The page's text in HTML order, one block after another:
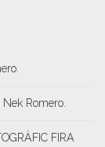
Romero.
FIRA